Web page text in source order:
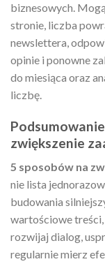
biznesowych.
stronie, liczba
newslettera,
opinie i ponowne
do miesiąca oraz
liczbę.
zwiększenie
5 sposobów na
nie lista
budowania
wartościowe
rozwijaj dialog,
regularnie mierz